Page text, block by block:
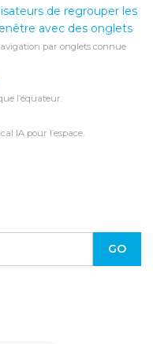
de regrouper les
avec des onglets
par onglets connue
l’équateur.
IA pour l’espace.